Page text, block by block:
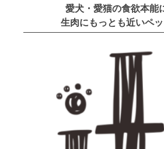
愛犬・愛猫の食欲本能
生肉にもっとも近いペ